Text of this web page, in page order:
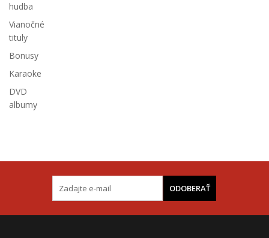
hudba
Vianočné
tituly
Bonusy
Karaoke
DVD
albumy
ODOBERAŤ